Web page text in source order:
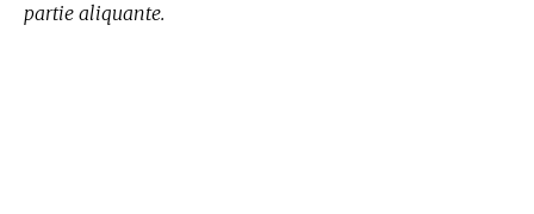
partie aliquante.